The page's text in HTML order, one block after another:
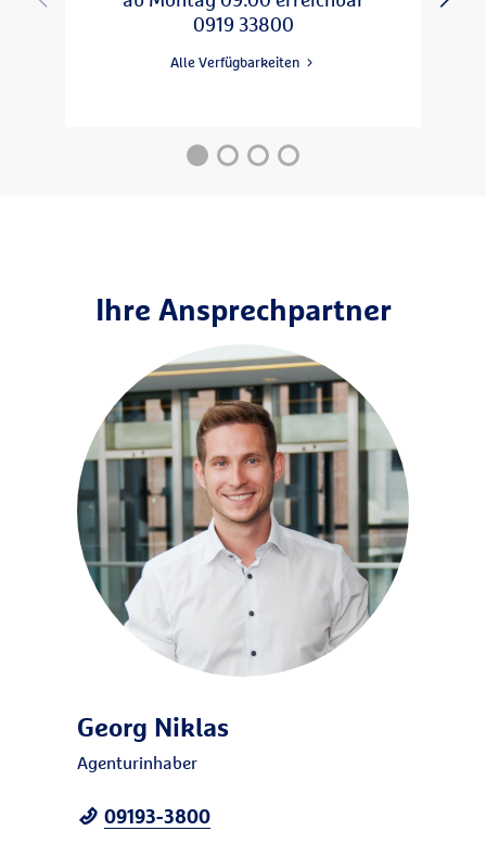
0919 33800
Alle Verfügbarkeiten
Ihre Ansprechpartner
Georg Niklas
Agenturinhaber
09193-3800